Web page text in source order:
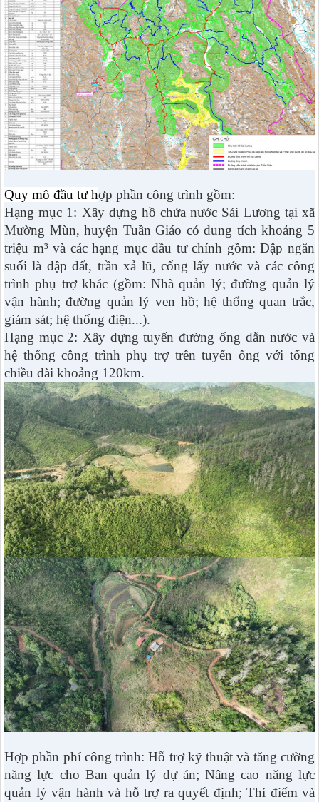
Quy mô đầu tư hợp phần công trình gồm:
Hạng mục 1: Xây dựng hồ chứa nước Sái Lương tại xã
Mường Mùn, huyện Tuần Giáo có dung tích khoảng 5
triệu m³ và các hạng mục đầu tư chính gồm: Đập ngăn
suối là đập đất, trần xả lũ, cống lấy nước và các công
trình phụ trợ khác (gồm: Nhà quản lý; đường quản lý
vận hành; đường quản lý ven hồ; hệ thống quan trắc,
giám sát; hệ thống điện...).
Hạng mục 2: Xây dựng tuyến đường ống dẫn nước và
hệ thống công trình phụ trợ trên tuyến ống với tổng
chiều dài khoảng 120km.
Hợp phần phí công trình: Hỗ trợ kỹ thuật và tăng cường
năng lực cho Ban quản lý dự án; Nâng cao năng lực
quản lý vận hành và hỗ trợ ra quyết định; Thí điểm và